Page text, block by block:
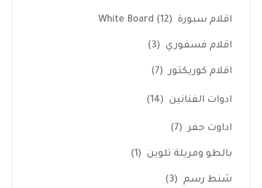
اقلام سبورة White Board (12)
اقلام فسفوري (3)
اقلام كوريكتور (7)
ادوات الفنانين (14)
اداوت حفر (7)
بالطو ومريلة تلوين (1)
شنط رسم (3)